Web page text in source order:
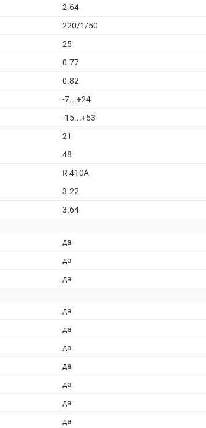
2.64
220/1/50
25
0.77
0.82
-7...+24
-15...+53
21
48
R 410A
3.22
3.64
да
да
да
да
да
да
да
да
да
да